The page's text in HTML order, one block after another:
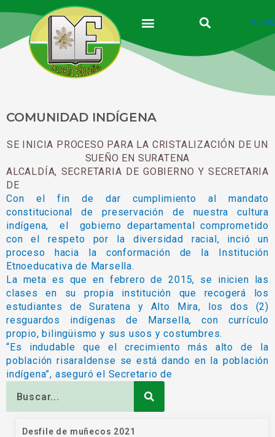
contenido
EN ES
COMUNIDAD INDÍGENA
SE INICIA PROCESO PARA LA CRISTALIZACIÓN DE UN
SUEÑO EN SURATENA
ALCALDÍA, SECRETARIA DE GOBIERNO Y SECRETARIA
DE
Con el fin de dar cumplimiento al mandato
constitucional de preservación de nuestra cultura
indígena, el gobierno departamental comprometido
con el respeto por la diversidad racial, inció un
proceso hacia la conformación de la Institución
Etnoeducativa de Marsella.
La meta es que en febrero de 2015, se inicien las
clases en su propia institución que recogerá los
estudiantes de Suratena y Alto Mira, los dos (2)
resguardos indígenas de Marsella, con currículo
propio, bilingüismo y sus usos y costumbres.
“Es indudable que el crecimiento más alto de la
población risaraldense se está dando en la población
indígena”, aseguró el Secretario de
Desfile de muñecos 2021